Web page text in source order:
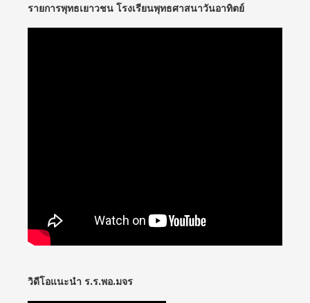
รายการพุทธเยาวชน โรงเรียนพุทธศาสนาวันอาทิตย์
วิดีโอแนะนำ ร.ร.พอ.มจร